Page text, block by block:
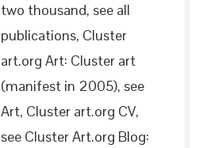
two thousand, see all
publications, Cluster
art.org Art: Cluster art
(manifest in 2005), see
Art, Cluster art.org CV,
see Cluster Art.org Blog: